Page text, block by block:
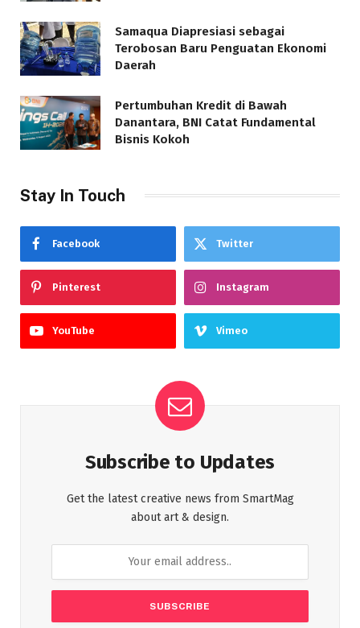
Samaqua Diapresiasi sebagai
Terobosan Baru Penguatan Ekonomi
Daerah
Pertumbuhan Kredit di Bawah
Danantara, BNI Catat Fundamental
Bisnis Kokoh
Stay In Touch
Facebook Twitter
Pinterest Instagram
YouTube Vimeo
Subscribe to Updates
Get the latest creative news from SmartMag
about art & design.